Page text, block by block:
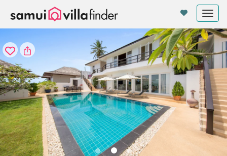
Cookie-Einstellungen